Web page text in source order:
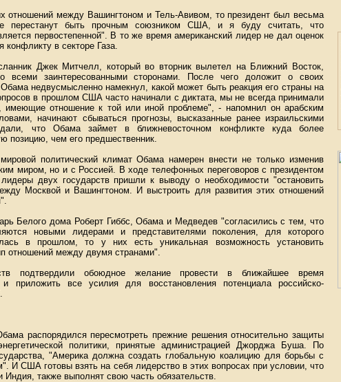
отношений между Вашингтоном и Тель-Авивом, то президент был весьма
перестанут быть прочным союзником США, и я буду считать, что
первостепенной". В то же время американский лидер не дал оценок
в секторе Газа.
Джек Митчелл, который во вторник вылетел на Ближний Восток,
всеми заинтересованными сторонами. После чего доложит о своих
недвусмысленно намекнул, какой может быть реакция его страны на
в прошлом США часто начинали с диктата, мы не всегда принимали
имеющие отношение к той или иной проблеме", - напомнил он арабским
начинают сбываться прогнозы, высказанные ранее израильскими
что Обама займет в ближневосточном конфликте куда более
позицию, чем его предшественник.
политический климат Обама намерен внести не только изменив
миром, но и с Россией. В ходе телефонных переговоров с президентом
двух государств пришли к выводу о необходимости "остановить
Москвой и Вашингтоном. И выстроить для развития этих отношений
Белого дома Роберт Гиббс, Обама и Медведев "согласились с тем, что
новыми лидерами и представителями поколения, для которого
в прошлом, то у них есть уникальная возможность установить
отношений между двумя странами".
подтвердили обоюдное желание провести в ближайшее время
приложить все усилия для восстановления потенциала российско-
распорядился пересмотреть прежние решения относительно защиты
политики, принятые администрацией Джорджа Буша. По
"Америка должна создать глобальную коалицию для борьбы с
И США готовы взять на себя лидерство в этих вопросах при условии, что
Индия, также выполнят свою часть обязательств.